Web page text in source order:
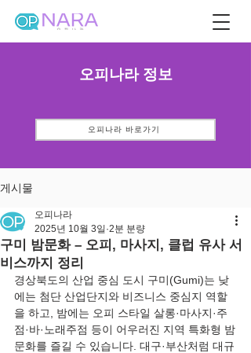
오피나라 정보
오피나라 바로가기
게시물
구미 밤문화 – 오피, 마사지, 클럽 유사 서
비스까지 정리
오피나라
2025년 10월 3일 2분 분량
경상북도의 산업 중심 도시 구미(Gumi)는 낮
에는 첨단 산업단지와 비즈니스 중심지 역할
을 하고, 밤에는 오피 스타일 살롱·마사지·주
점·바·노래주점 등이 어우러진 지역 특화형 밤
문화를 즐길 수 있습니다. 대구·부산처럼 대규